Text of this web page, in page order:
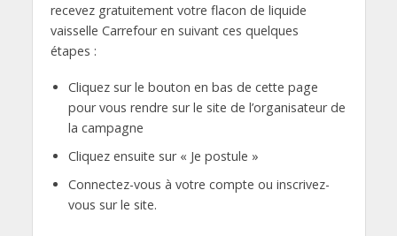
recevez gratuitement votre flacon de liquide
vaisselle Carrefour en suivant ces quelques
étapes :
Cliquez sur le bouton en bas de cette page
pour vous rendre sur le site de l’organisateur de
la campagne
Cliquez ensuite sur « Je postule »
Connectez-vous à votre compte ou inscrivez-
vous sur le site.